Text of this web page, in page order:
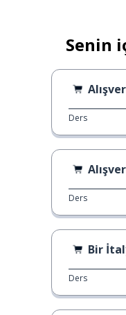
Senin
Ders
Ders
Bir
Ders